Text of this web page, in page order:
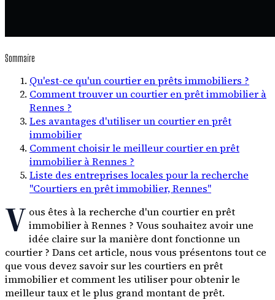
Sommaire
Qu'est-ce qu'un courtier en prêts immobiliers ?
Comment trouver un courtier en prêt immobilier à
Rennes ?
Les avantages d'utiliser un courtier en prêt
immobilier
Comment choisir le meilleur courtier en prêt
immobilier à Rennes ?
Liste des entreprises locales pour la recherche
"Courtiers en prêt immobilier, Rennes"
V ous êtes à la recherche d'un courtier en prêt
immobilier à Rennes ? Vous souhaitez avoir une
idée claire sur la manière dont fonctionne un
courtier ? Dans cet article, nous vous présentons tout ce
que vous devez savoir sur les courtiers en prêt
immobilier et comment les utiliser pour obtenir le
meilleur taux et le plus grand montant de prêt.